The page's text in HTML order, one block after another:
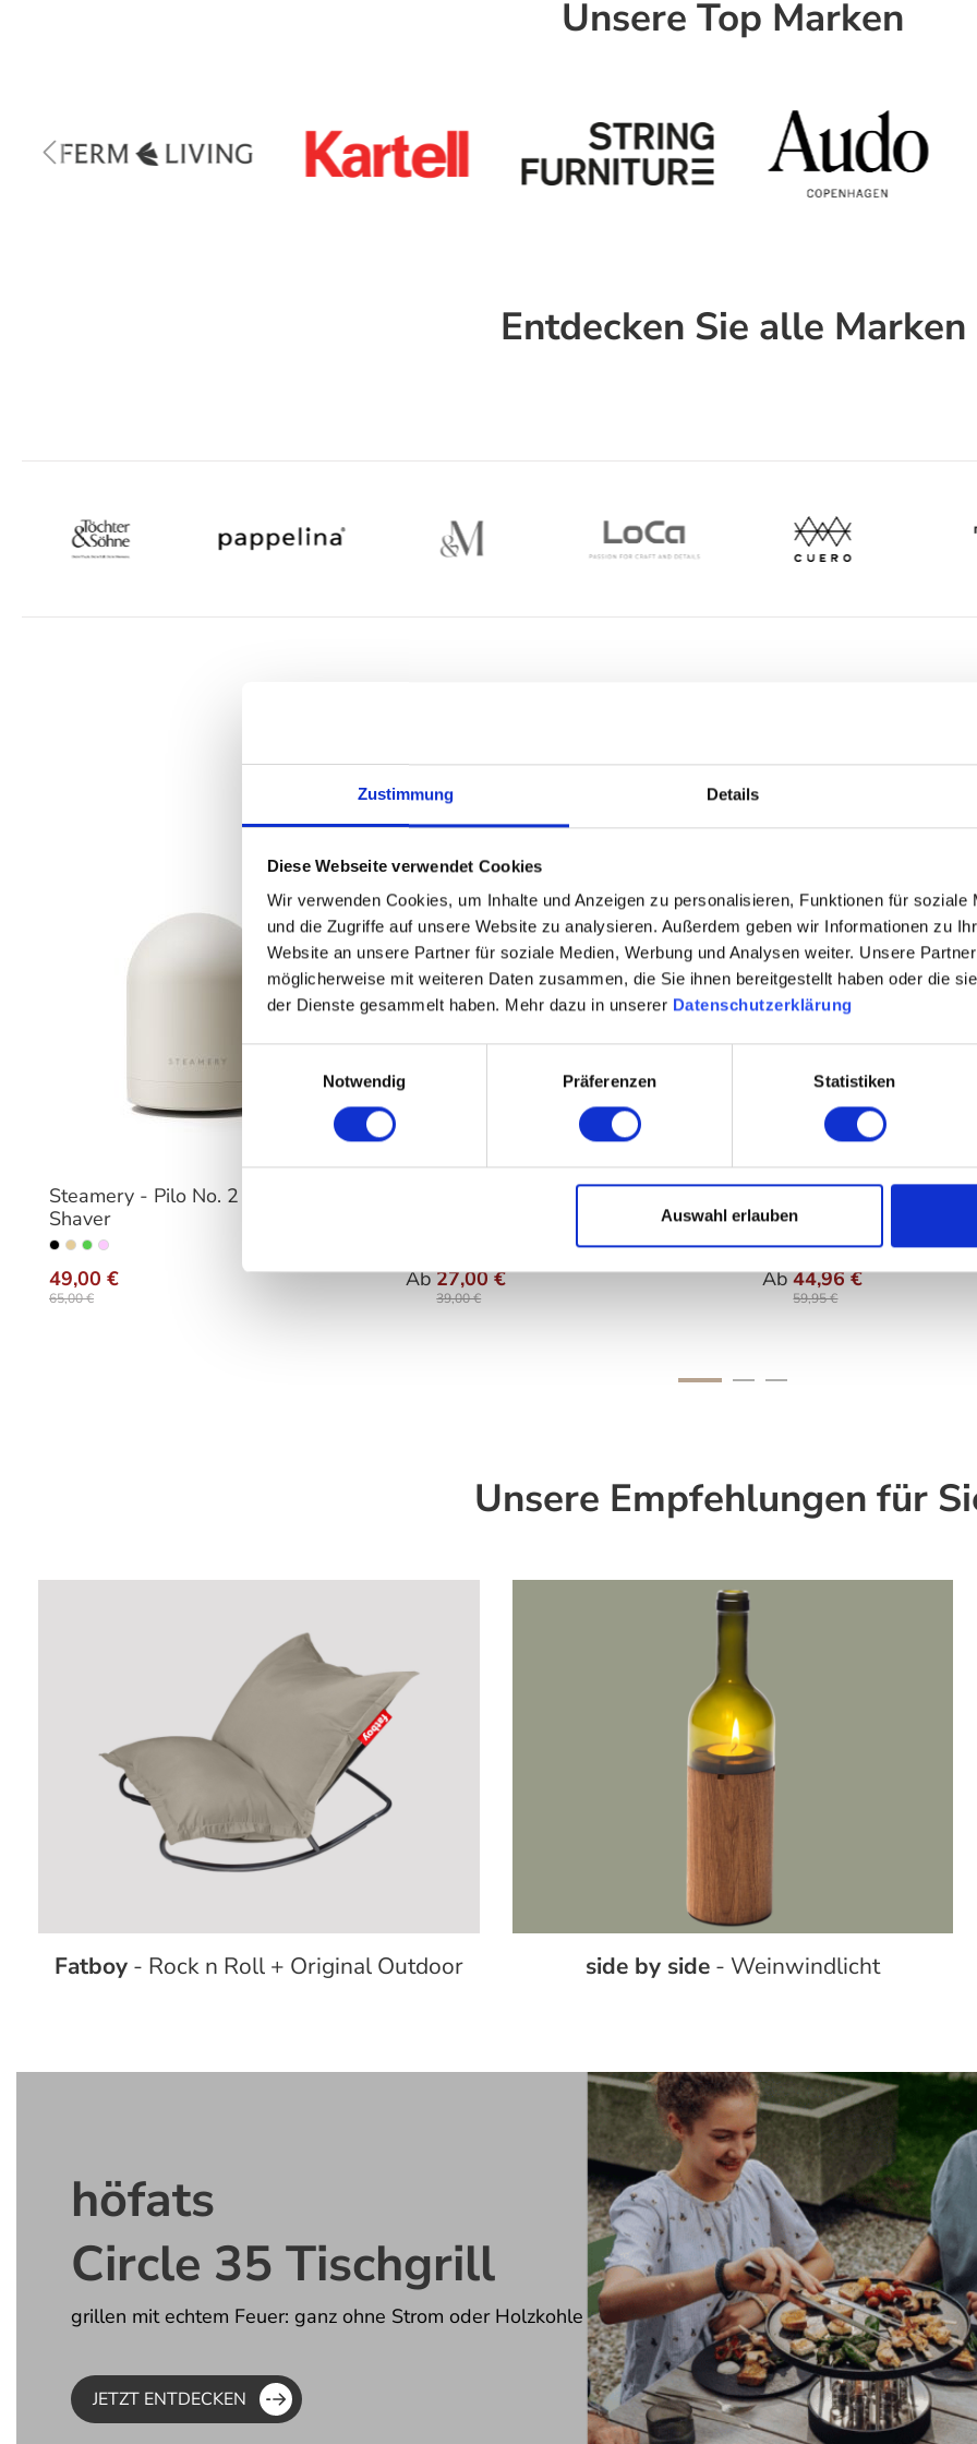
Zustimmung Details
Diese Webseite verwendet Cookies
Wir verwenden Cookies, um Inhalte und Anzeigen zu personalisieren, Funktionen für soziale
und die Zugriffe auf unsere Website zu analysieren. Außerdem geben wir Informationen zu
Website an unsere Partner für soziale Medien, Werbung und Analysen weiter. Unsere
möglicherweise mit weiteren Daten zusammen, die Sie ihnen bereitgestellt haben oder die
der Dienste gesammelt haben. Mehr dazu in unserer Datenschutzerklärung
Notwendig
Präferenzen Statistiken
Auswahl erlauben
Unsere Top Marken
Entdecken Sie alle Marken
Unsere Topseller
Steamery - Pilo No. 2 Fabric
Shaver
49,00 €
65,00 €
Varianten auswählen
Ferm Living - Ripple
Ab27,00 €
39,00 €
auswählen
blomus - SONO
Ab44,96 €
59,95 €
Varianten
Unsere Empfehlungen für
Fatboy- Rock n Roll + Original Outdoor side by side- Weinwindlicht
höfats
Circle 35 Tischgrill
grillen mit echtem Feuer: ganz ohne Strom oder Holzkohle
JETZT ENTDECKEN